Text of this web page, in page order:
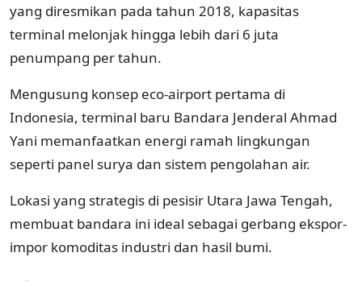
yang diresmikan pada tahun 2018, kapasitas
terminal melonjak hingga lebih dari 6 juta
penumpang per tahun.
Mengusung konsep eco-airport pertama di
Indonesia, terminal baru Bandara Jenderal Ahmad
Yani memanfaatkan energi ramah lingkungan
seperti panel surya dan sistem pengolahan air.
Lokasi yang strategis di pesisir Utara Jawa Tengah,
membuat bandara ini ideal sebagai gerbang ekspor-
impor komoditas industri dan hasil bumi.